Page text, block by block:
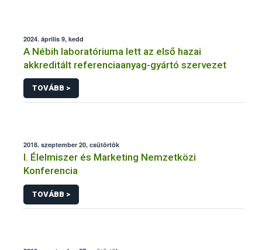
2024. április 9, kedd
A Nébih laboratóriuma lett az első hazai
akkreditált referenciaanyag-gyártó szervezet
TOVÁBB >
2018. szeptember 20, csütörtök
I. Élelmiszer és Marketing Nemzetközi
Konferencia
TOVÁBB >